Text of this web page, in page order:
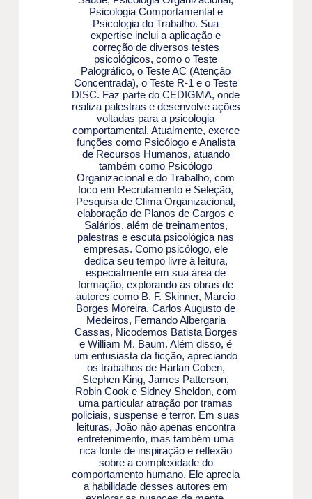
Psicologia Comportamental e
Psicologia do Trabalho. Sua
expertise inclui a aplicação e
correção de diversos testes
psicológicos, como o Teste
Palográfico, o Teste AC (Atenção
Concentrada), o Teste R-1 e o Teste
DISC. Faz parte do CEDIGMA, onde
realiza palestras e desenvolve ações
voltadas para a psicologia
comportamental. Atualmente, exerce
funções como Psicólogo e Analista
de Recursos Humanos, atuando
também como Psicólogo
Organizacional e do Trabalho, com
foco em Recrutamento e Seleção,
Pesquisa de Clima Organizacional,
elaboração de Planos de Cargos e
Salários, além de treinamentos,
palestras e escuta psicológica nas
empresas. Como psicólogo, ele
dedica seu tempo livre à leitura,
especialmente em sua área de
formação, explorando as obras de
autores como B. F. Skinner, Marcio
Borges Moreira, Carlos Augusto de
Medeiros, Fernando Albergaria
Cassas, Nicodemos Batista Borges
e William M. Baum. Além disso, é
um entusiasta da ficção, apreciando
os trabalhos de Harlan Coben,
Stephen King, James Patterson,
Robin Cook e Sidney Sheldon, com
uma particular atração por tramas
policiais, suspense e terror. Em suas
leituras, João não apenas encontra
entretenimento, mas também uma
rica fonte de inspiração e reflexão
sobre a complexidade do
comportamento humano. Ele aprecia
a habilidade desses autores em